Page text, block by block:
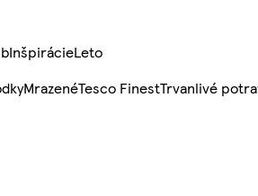
InšpirácieLeto
MrazenéTesco FinestTrvanlivé